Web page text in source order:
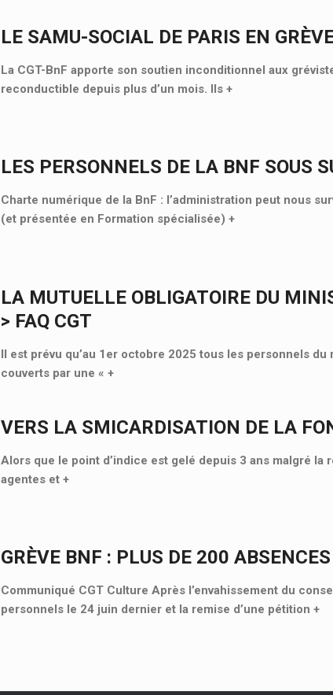
LE SAMU-SOCIAL DE PARIS EN
La CGT-BnF apporte son soutien inconditionnel aux
reconductible depuis plus d’un mois. Ils +
LES PERSONNELS DE LA BNF SOUS
Charte numérique de la BnF : l’administration peut nous
(et présentée en Formation spécialisée) +
LA MUTUELLE OBLIGATOIRE DU
> FAQ CGT
Il est prévu qu’au 1er octobre 2025 tous les personnels
couverts par une « +
VERS LA SMICARDISATION DE LA
Alors que le point d’indice est gelé depuis 3 ans malgré la
agentes et +
GRÈVE BNF : PLUS DE 200
Communiqué CGT Culture Après l’envahissement du
personnels le 24 juin dernier et la remise d’une pétition +